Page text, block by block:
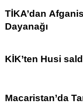
TİKA’dan
Dayanağı
KİK’ten Husi
Macaristan’da